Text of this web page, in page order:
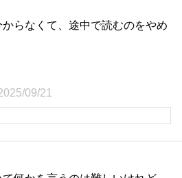
らなくて、途中で読むのをやめ
09/21